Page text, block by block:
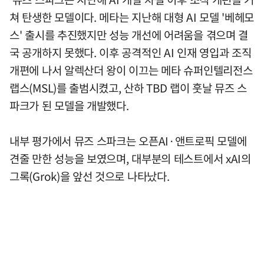
쳐 탄생한 모델이다. 메타는 지난해 대형 AI 모델 '베헤모
스' 출시를 추진했지만 성능 개선에 어려움을 겪으며 결
국 공개하지 못했다. 이후 공격적인 AI 인재 영입과 조직
개편에 나서 알렉산더 왕이 이끄는 메타 슈퍼인텔리전스
랩스(MSL)를 출범시켰고, 산하 TBD 랩이 훗날 뮤즈 스
파크가 된 모델을 개발했다.
내부 평가에서 뮤즈 스파크는 오픈AI·앤트로픽 모델에
견줄 만한 성능을 보였으며, 대부분의 테스트에서 xAI의
그록(Grok)을 앞선 것으로 나타났다.